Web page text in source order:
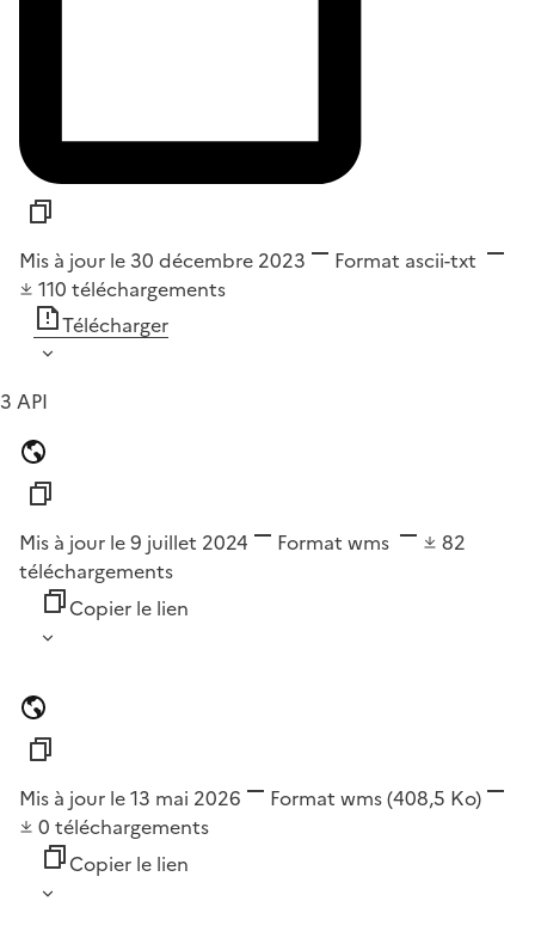
Mis à jour le 30 décembre 2023 Format ascii-txt
110 téléchargements
Télécharger
3 API
Mis à jour le 9 juillet 2024 Format wms
82
téléchargements
Copier le lien
Mis à jour le 13 mai 2026 Format wms(408,5 Ko)
0 téléchargements
Copier le lien